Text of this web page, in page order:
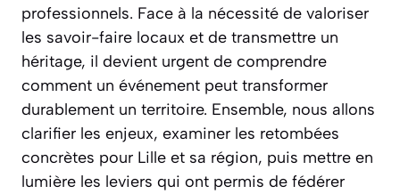
professionnels. Face à la nécessité de valoriser
les savoir-faire locaux et de transmettre un
héritage, il devient urgent de comprendre
comment un événement peut transformer
durablement un territoire. Ensemble, nous allons
clarifier les enjeux, examiner les retombées
concrètes pour Lille et sa région, puis mettre en
lumière les leviers qui ont permis de fédérer